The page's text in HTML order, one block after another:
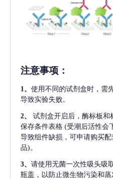
注意事项 ：
1、 使用不同的试剂盒时，需
导致实验失败。
2、
试剂盒开启后，酶标板和
保存条件表格 (受潮后活性会
导致组件缺损，可申请购买
品)。
3、 请使用无菌一次性吸头吸
瓶盖，以防止微生物污染和蒸